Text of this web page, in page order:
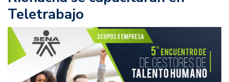
Teletrabajo